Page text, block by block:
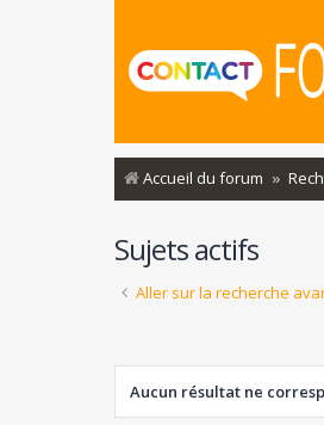
Accueil du forum
Sujets actifs
Aller sur la recherche
Aucun résultat ne